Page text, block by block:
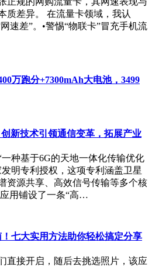
质差异。 在流量卡领域，我认
速差”。•警惕“物联卡”冒充手机流
万跑分+7300mAh大电池，3499
新技术引领通信变革，拓展产业
种基于6G的天地一体化传输优化
明专利授权，这项专利涵盖卫星
资源共享、高效信号传输等多个核
用铺设了一条“高…
七大实用方法助你轻松搞定分享
直接开启，随后去挑选照片，该应